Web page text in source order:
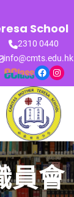
School
2310 0440
info@cmts.edu.hk
Facebook Instagram
員會